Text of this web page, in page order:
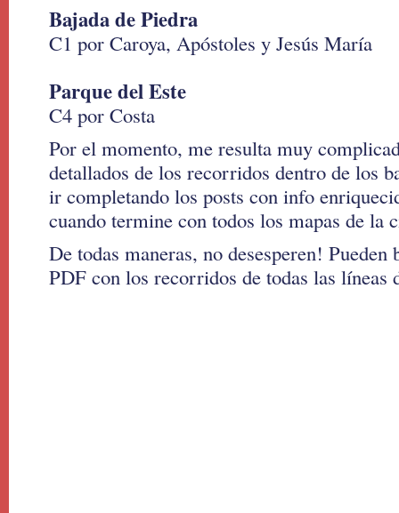
Bajada de Piedra
C1 por Caroya, Apóstoles y Jesús María
Parque del Este
C4 por Costa
Por el momento, me resulta muy
detallados de los recorridos dentro de los
ir completando los posts con info
cuando termine con todos los mapas de la
De todas maneras, no desesperen! Pueden
PDF con los recorridos de todas las líneas